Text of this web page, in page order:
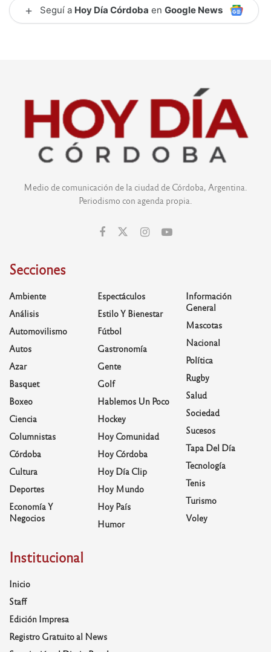
+ Seguí a Hoy Día Córdoba en Google News
Medio de comunicación de la ciudad de Córdoba, Argentina.
Periodismo con agenda propia.
Secciones
Ambiente
Análisis
Automovilismo
Autos
Azar
Basquet
Boxeo
Ciencia
Columnistas
Córdoba
Cultura
Deportes
Economía Y
Negocios
Espectáculos
Estilo Y Bienestar
Fútbol
Gastronomía
Gente
Golf
Hablemos Un Poco
Hockey
Hoy Comunidad
Hoy Córdoba
Hoy Día Clip
Hoy Mundo
Hoy País
Humor
Información
General
Mascotas
Nacional
Política
Rugby
Salud
Sociedad
Sucesos
Tapa Del Día
Tecnología
Tenis
Turismo
Voley
Institucional
Inicio
Staff
Edición Impresa
Registro Gratuito al News